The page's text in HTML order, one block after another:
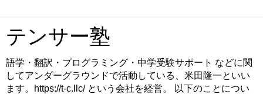
テンサー塾
語学・翻訳・プログラミング・中学受験サポート などに関
してアンダーグラウンドで活動している、米田隆一といい
ます。https://t-c.llc/ という会社を経営。 以下のことについ